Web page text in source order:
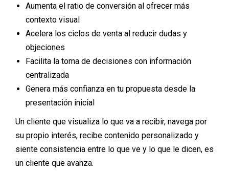
Aumenta el ratio de conversión al ofrecer más
contexto visual
Acelera los ciclos de venta al reducir dudas y
objeciones
Facilita la toma de decisiones con información
centralizada
Genera más confianza en tu propuesta desde la
presentación inicial
Un cliente que visualiza lo que va a recibir, navega por
su propio interés, recibe contenido personalizado y
siente consistencia entre lo que ve y lo que le dicen, es
un cliente que avanza.